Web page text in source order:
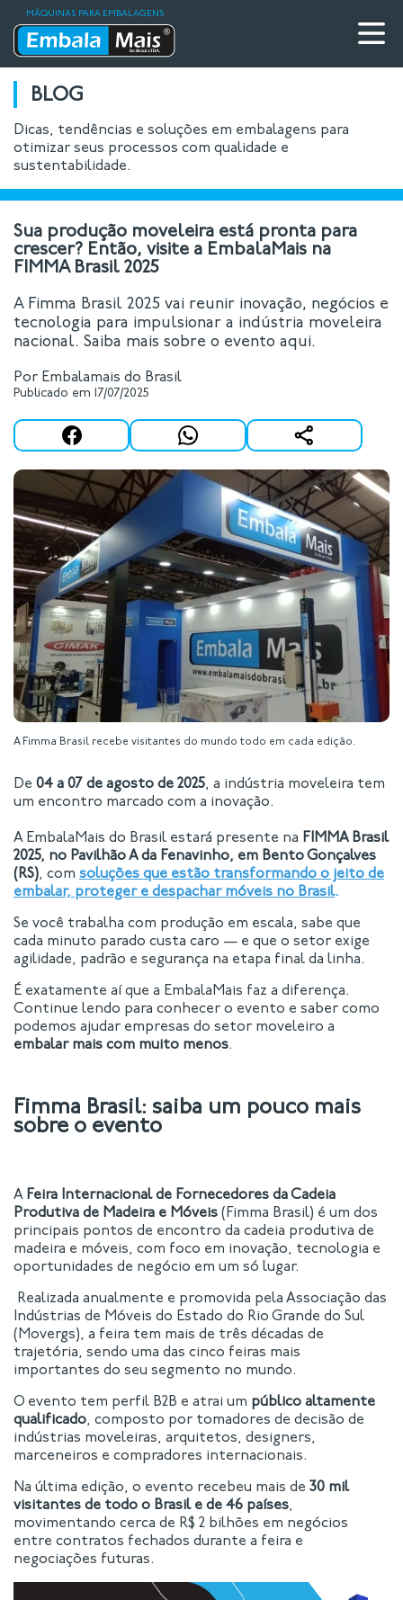
MÁQUINAS PARA EMBALAGENS
BLOG
Dicas, tendências e soluções em embalagens para
otimizar seus processos com qualidade e
sustentabilidade.
Sua produção moveleira está pronta para
crescer? Então, visite a EmbalaMais na
FIMMA Brasil 2025
A Fimma Brasil 2025 vai reunir inovação, negócios e
tecnologia para impulsionar a indústria moveleira
nacional. Saiba mais sobre o evento aqui.
Por Embalamais do Brasil
Publicado em 17/07/2025
A Fimma Brasil recebe visitantes do mundo todo em cada edição.
De 04 a 07 de agosto de 2025, a indústria moveleira tem
um encontro marcado com a inovação.
A EmbalaMais do Brasil estará presente na FIMMA Brasil
2025, no Pavilhão A da Fenavinho, em Bento Gonçalves
(RS), com soluções que estão transformando o jeito de
embalar, proteger e despachar móveis no Brasil.
Se você trabalha com produção em escala, sabe que
cada minuto parado custa caro — e que o setor exige
agilidade, padrão e segurança na etapa final da linha.
É exatamente aí que a EmbalaMais faz a diferença.
Continue lendo para conhecer o evento e saber como
podemos ajudar empresas do setor moveleiro a
embalar mais com muito menos.
Fimma Brasil: saiba um pouco mais
sobre o evento
A Feira Internacional de Fornecedores da Cadeia
Produtiva de Madeira e Móveis (Fimma Brasil) é um dos
principais pontos de encontro da cadeia produtiva de
madeira e móveis, com foco em inovação, tecnologia e
oportunidades de negócio em um só lugar.
Realizada anualmente e promovida pela Associação das
Indústrias de Móveis do Estado do Rio Grande do Sul
(Movergs), a feira tem mais de três décadas de
trajetória, sendo uma das cinco feiras mais
importantes do seu segmento no mundo.
O evento tem perfil B2B e atrai um público altamente
qualificado, composto por tomadores de decisão de
indústrias moveleiras, arquitetos, designers,
marceneiros e compradores internacionais.
Na última edição, o evento recebeu mais de 30 mil
visitantes de todo o Brasil e de 46 países,
movimentando cerca de R$ 2 bilhões em negócios
entre contratos fechados durante a feira e
negociações futuras.